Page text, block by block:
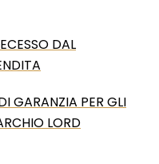
DAL
GARANZIA PER GLI
LORD